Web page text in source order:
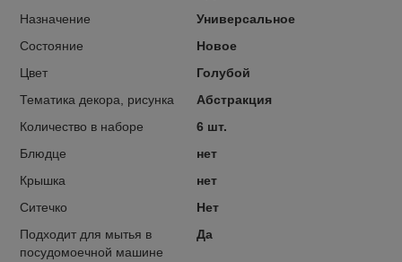
Назначение
Универсальное
Состояние
Новое
Цвет
Голубой
Тематика декора, рисунка
Абстракция
Количество в наборе
6 шт.
Блюдце
нет
Крышка
нет
Ситечко
Нет
Подходит для мытья в
посудомоечной машине
Да